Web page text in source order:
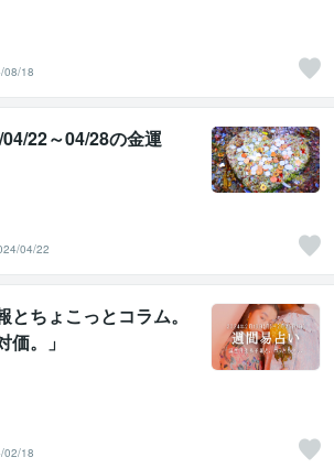
08/18
04/22～04/28の金運
04/22
ちょこっとコラム。
価。」
02/18